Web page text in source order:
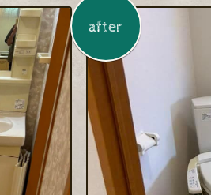
after